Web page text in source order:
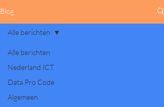
Blog
Alle berichten
Nederland ICT
Data Pro Code
Algemeen
Alle berichten